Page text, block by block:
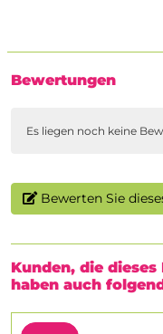
Bewertungen
Es liegen noch keine
Bewerten Sie
Kunden, die
haben auch